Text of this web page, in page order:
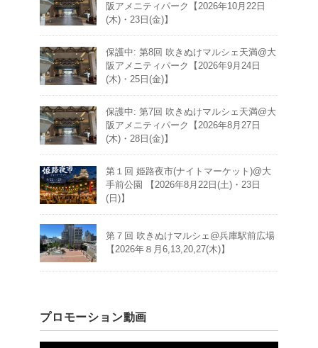
阪アメニティパーク【2026年10月22日
(木)・23日(金)】
保護中: 第8回 吹きぬけマルシェ天満@大
阪アメニティパーク【2026年9月24日
(木)・25日(金)】
保護中: 第7回 吹きぬけマルシェ天満@大
阪アメニティパーク【2026年8月27日
(木)・28日(金)】
第１回 姫路夜市(ナイトマーケット)@大
手前公園 【2026年8月22日(土)・23日
(日)】
第７回 吹きぬけマルシェ@兵庫駅前広場
【2026年８月6,13,20,27(木)】
プロモーション動画